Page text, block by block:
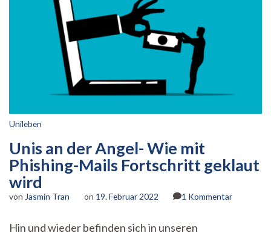
Unileben
Unis an der Angel- Wie mit
Phishing-Mails Fortschritt geklaut
wird
von Jasmin Tran on 19. Februar 2022 1 Kommentarzu
Hin und wieder befinden sich in unseren